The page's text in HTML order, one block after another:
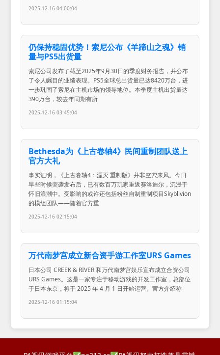
2025-12-16 04:00:04
仍保持稳固优势！索尼公布《羊蹄山之魂》销
量与PS5出货量
索尼公司发布了截至2025年9月30日的季度财务报告，并公布
了令人瞩目的业绩表现。PS5全球总出货量已达8420万台，进
一步巩固了索尼在主机市场的领导地位。本季度主机出货量达
390万台，较去年同期有所
2025-12-16 03:45:04
Bethesda为《上古卷轴4》民间重制团队送上
官方大礼
事实证明，《上古卷轴4：湮灭 重制版》并非空穴来风。今日
早些时候突袭发布后，已有数百万玩家重返赛洛迪尔，沉浸于
怀旧浪潮中。受影响的或许还包括粉丝自制重制项目Skyblivion
的模组团队——随着官方重
2025-12-16 02:15:04
万代南梦宫成立新合资手游工作室URS Games
日本公司 CREEK & RIVER 和万代南梦宫娱乐宣布成立合资公司
URS Games。这是一家专注于移动游戏的开发工作室，总部位
于日本东京，将于 2025 年 4 月 1 日开始运营。官方介绍称
2025-12-16 01:15:04